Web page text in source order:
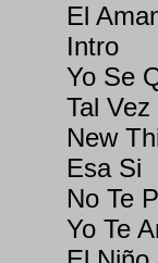
El
Intro
Yo Se
Tal Vez
New
Esa Si
No Te
Yo Te